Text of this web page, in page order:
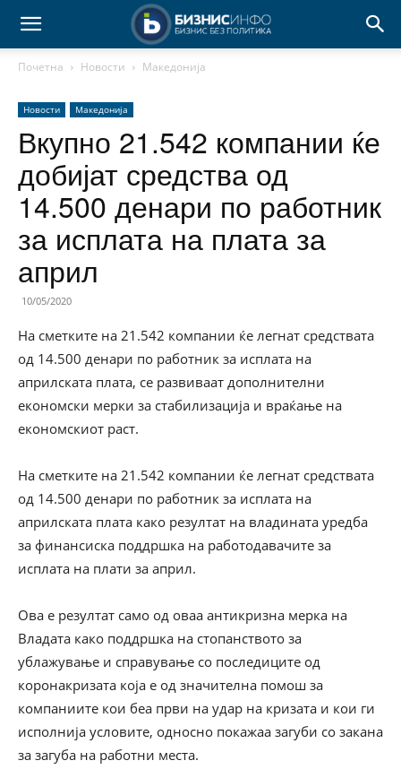
Почетна Новости Македонија
Новости Македонија
Вкупно 21.542 компании ќе
добијат средства од
14.500 денари по работник
за исплата на плата за
април
10/05/2020
На сметките на 21.542 компании ќе легнат средствата
од 14.500 денари по работник за исплата на
априлската плата, се развиваат дополнителни
економски мерки за стабилизација и враќање на
економскиот раст.
На сметките на 21.542 компании ќе легнат средствата
од 14.500 денари по работник за исплата на
априлската плата како резултат на владината уредба
за финансиска поддршка на работодавачите за
исплата на плати за април.
Ова е резултат само од оваа антикризна мерка на
Владата како поддршка на стопанството за
ублажување и справување со последиците од
коронакризата која е од значителна помош за
компаниите кои беа први на удар на кризата и кои ги
исполнија условите, односно покажаа загуби со закана
за загуба на работни места.